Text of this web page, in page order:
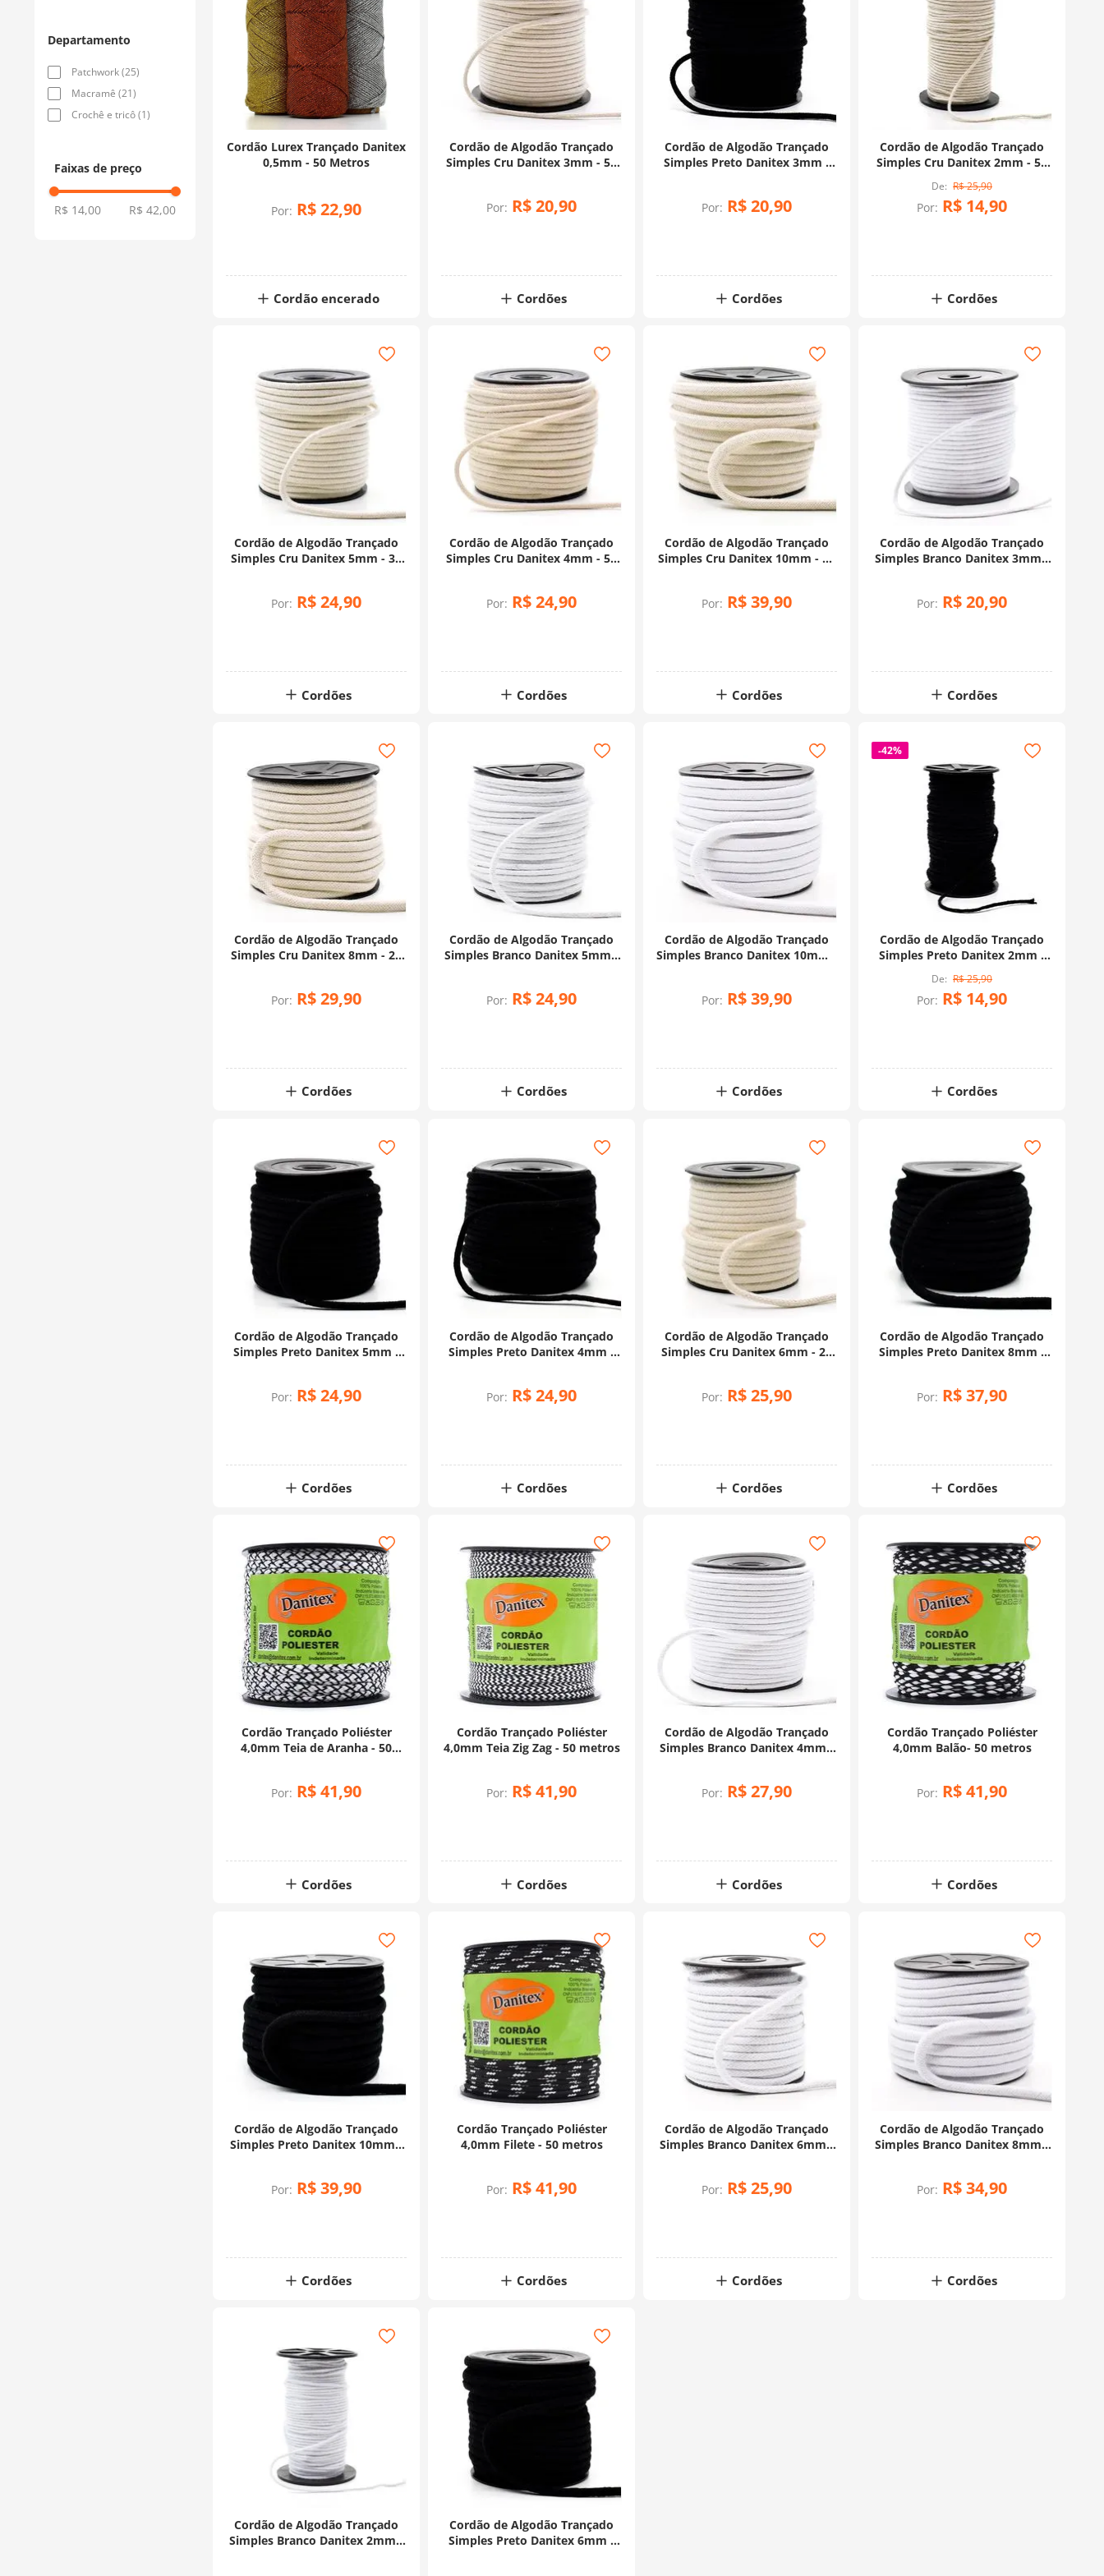
Departamento
Patchwork(25)
Macramê (21)
Crochê e tricô(1)
Faixas de preço
R$ 14,00 R$ 42,00
Cordão Lurex Trançado Danitex
0,5mm - 50 Metros
Por: R$22,90
Cordão encerado
Cordão de Algodão Trançado
Simples Cru Danitex 3mm - 50
Por: R$20,90
Cordões
Cordão de Algodão Trançado
Simples Preto Danitex 3mm -
Por: R$20,90
Cordões
Cordão de Algodão Trançado
Simples Cru Danitex 2mm - 50
R$25,90
Por: R$ 14,90
Cordões
Cordão de Algodão Trançado
Simples Cru Danitex 5mm - 30
Por: R$24,90
Cordões
Cordão de Algodão Trançado
Simples Cru Danitex 4mm - 50
Por: R$24,90
Cordões
Cordão de Algodão Trançado
Simples Cru Danitex 10mm - 20
Por: R$39,90
Cordões
Cordão de Algodão Trançado
Simples Branco Danitex 3mm -
Por: R$20,90
Cordões
Cordão de Algodão Trançado
Simples Cru Danitex 8mm - 20
Por: R$29,90
Cordões
Cordão de Algodão Trançado
Simples Branco Danitex 5mm -
Por: R$24,90
Cordões
Cordão de Algodão Trançado
Simples Branco Danitex 10mm -
Por: R$39,90
Cordões
-42%
Cordão de Algodão Trançado
Simples Preto Danitex 2mm -
R$25,90
Por: R$ 14,90
Cordões
Cordão de Algodão Trançado
Simples Preto Danitex 5mm -
Por: R$24,90
Cordões
Cordão de Algodão Trançado
Simples Preto Danitex 4mm -
Por: R$24,90
Cordões
Cordão de Algodão Trançado
Simples Cru Danitex 6mm - 20
Por: R$25,90
Cordões
Cordão de Algodão Trançado
Simples Preto Danitex 8mm -
Por: R$37,90
Cordões
Cordão Trançado Poliéster
4,0mm Teia de Aranha - 50
Por: R$41,90
Cordões
Cordão Trançado Poliéster
4,0mm Teia Zig Zag - 50 metros
Por: R$41,90
Cordões
Cordão de Algodão Trançado
Simples Branco Danitex 4mm -
Por: R$27,90
Cordões
Cordão Trançado Poliéster
4,0mm Balão- 50 metros
Por: R$41,90
Cordões
Cordão de Algodão Trançado
Simples Preto Danitex 10mm -
Por: R$39,90
Cordões
Cordão Trançado Poliéster
4,0mm Filete - 50 metros
Por: R$41,90
Cordões
Cordão de Algodão Trançado
Simples Branco Danitex 6mm -
Por: R$25,90
Cordões
Cordão de Algodão Trançado
Simples Branco Danitex 8mm -
Por: R$34,90
Cordões
Cordão de Algodão Trançado
Simples Branco Danitex 2mm -
Cordão de Algodão Trançado
Simples Preto Danitex 6mm -